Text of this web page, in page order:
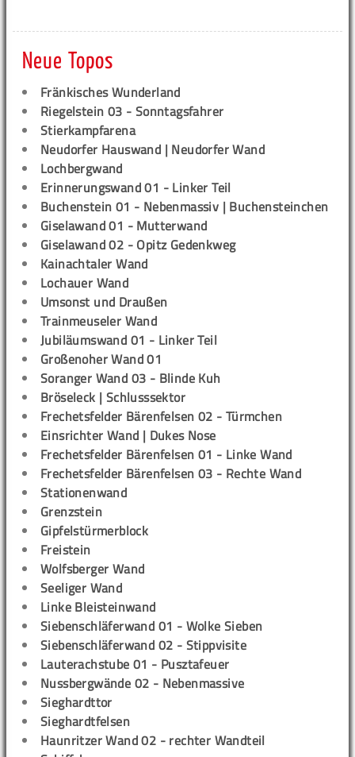
Neue Topos
Fränkisches Wunderland
Riegelstein 03 - Sonntagsfahrer
Stierkampfarena
Neudorfer Hauswand | Neudorfer Wand
Lochbergwand
Erinnerungswand 01 - Linker Teil
Buchenstein 01 - Nebenmassiv | Buchensteinchen
Giselawand 01 - Mutterwand
Giselawand 02 - Opitz Gedenkweg
Kainachtaler Wand
Lochauer Wand
Umsonst und Draußen
Trainmeuseler Wand
Jubiläumswand 01 - Linker Teil
Großenoher Wand 01
Soranger Wand 03 - Blinde Kuh
Bröseleck | Schlusssektor
Frechetsfelder Bärenfelsen 02 - Türmchen
Einsrichter Wand | Dukes Nose
Frechetsfelder Bärenfelsen 01 - Linke Wand
Frechetsfelder Bärenfelsen 03 - Rechte Wand
Stationenwand
Grenzstein
Gipfelstürmerblock
Freistein
Wolfsberger Wand
Seeliger Wand
Linke Bleisteinwand
Siebenschläferwand 01 - Wolke Sieben
Siebenschläferwand 02 - Stippvisite
Lauterachstube 01 - Pusztafeuer
Nussbergwände 02 - Nebenmassive
Sieghardttor
Sieghardtfelsen
Haunritzer Wand 02 - rechter Wandteil